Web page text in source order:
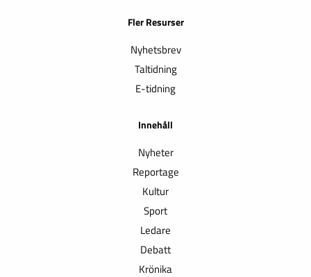
Fler Resurser
Nyhetsbrev
Taltidning
E-tidning
Innehåll
Nyheter
Reportage
Kultur
Sport
Ledare
Debatt
Krönika